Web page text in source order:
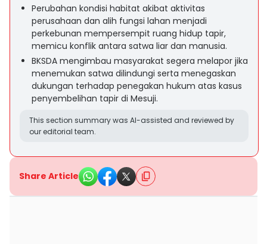
Perubahan kondisi habitat akibat aktivitas
perusahaan dan alih fungsi lahan menjadi
perkebunan mempersempit ruang hidup tapir,
memicu konflik antara satwa liar dan manusia.
BKSDA mengimbau masyarakat segera melapor jika
menemukan satwa dilindungi serta menegaskan
dukungan terhadap penegakan hukum atas kasus
penyembelihan tapir di Mesuji.
This section summary was AI-assisted and reviewed by
our editorial team.
Share Article